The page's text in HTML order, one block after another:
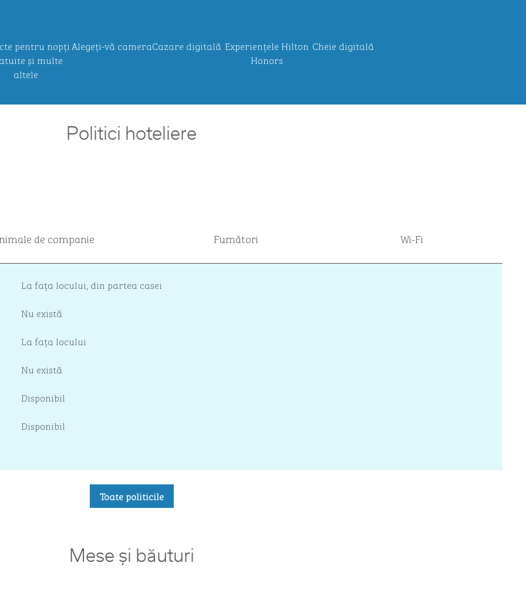
pentru nopți
și multe
altele
Alegeți-vă cameraCazare digitală Experiențele Hilton
Honors
Cheie digitală
Politici hoteliere
de companie Fumători Wi-Fi
La fața locului, din partea casei
Nu există
La fața locului
Nu există
Disponibil
Disponibil
Toate politicile
Mese și băuturi